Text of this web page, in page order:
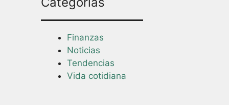
Finanzas
Noticias
Tendencias
Vida cotidiana